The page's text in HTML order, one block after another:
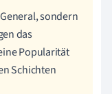
sondern
das
Popularität
Schichten